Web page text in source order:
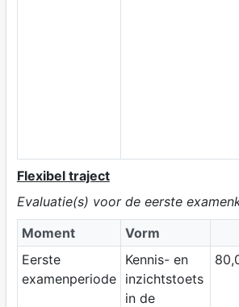
Flexibel traject
Evaluatie(s) voor de eerste
Moment
Vorm
Eerste
examenperiode
Kennis- en
inzichtstoets
in de